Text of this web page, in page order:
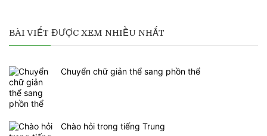
BÀI VIẾT ĐƯỢC XEM NHIỀU NHẤT
Chuyển chữ giản thể sang phồn thể
Chào hỏi trong tiếng Trung